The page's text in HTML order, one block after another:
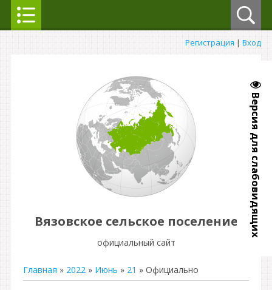
Версия для слабовидящих
Регистрация | Вход
Вязовское сельское поселение
официальный сайт
Главная » 2022 » Июнь » 21 » Официально